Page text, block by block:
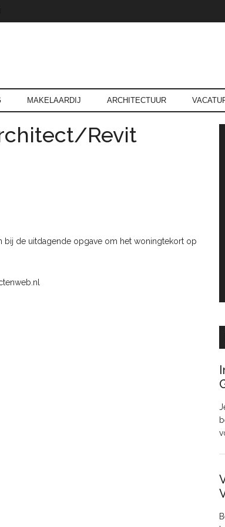
MAKELAARDIJ ARCHITECTUUR
Revit
bij de uitdagende opgave om het woningtekort op